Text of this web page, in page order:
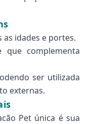
as idades e portes.
que complementa
ser utilizada
externas.
Pet única é sua